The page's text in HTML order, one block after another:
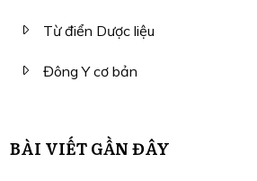
Từ điển Dược liệu
Đông Y cơ bản
BÀI VIẾT GẦN ĐÂY